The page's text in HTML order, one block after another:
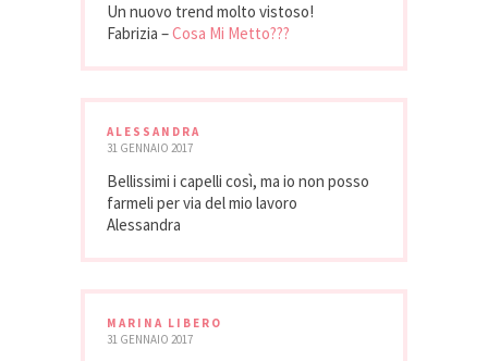
Un nuovo trend molto vistoso!
Fabrizia –Cosa Mi Metto???
ALESSANDRA
31 GENNAIO 2017
Bellissimi i capelli così, ma io non posso
farmeli per via del mio lavoro
Alessandra
MARINA LIBERO
31 GENNAIO 2017